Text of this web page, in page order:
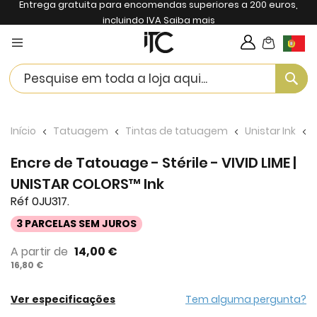
Entrega gratuita para encomendas superiores a 200 euros,
incluindo IVASaiba mais
My Cart
Início Tatuagem Tintas de tatuagem Unistar Ink
Encre de Tatouage - Stérile - VIVID LIME |
UNISTAR COLORS™ Ink
Réf 0JU317.
3 PARCELAS SEM JUROS
A partir de 14,00 €
16,80 €
Ver especificações Tem alguma pergunta?